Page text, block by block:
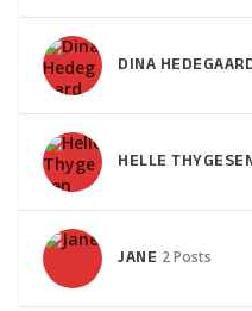
DINA
HELLE
JANE 2 Posts